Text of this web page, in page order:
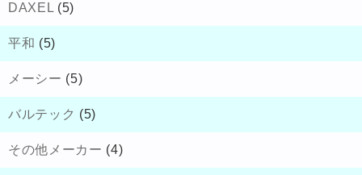
DAXEL (5)
平和 (5)
メーシー (5)
バルテック (5)
その他メーカー (4)